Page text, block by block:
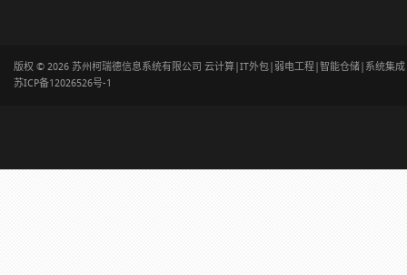
版权 © 2026 苏州柯瑞德信息系统有限公司 云计算|IT外包|弱电工程|智能仓储|系统集
苏ICP备12026526号-1